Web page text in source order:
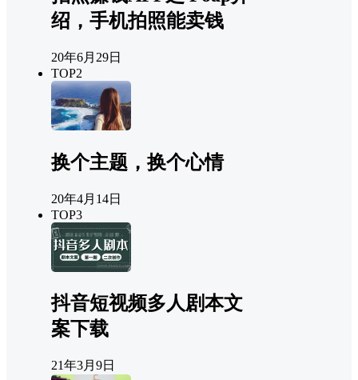
绍，手机拍照能卖钱
20年6月29日
TOP2
换个主题，换个心情
20年4月14日
TOP3
抖音短视频多人剧本文
案下载
21年3月9日